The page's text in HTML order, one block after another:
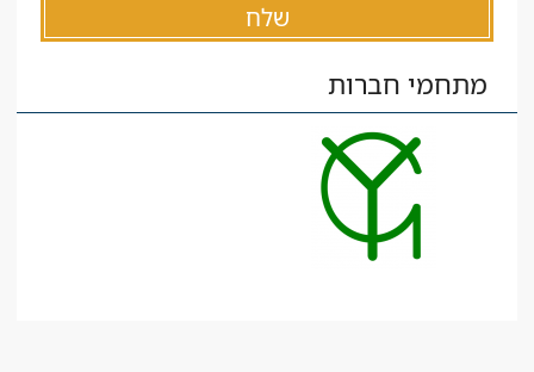
מתחמי חברות